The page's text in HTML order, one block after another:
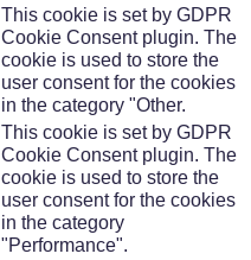
This cookie is set by GDPR
Cookie Consent plugin. The
cookie is used to store the
user consent for the cookies
in the category "Other.
This cookie is set by GDPR
Cookie Consent plugin. The
cookie is used to store the
user consent for the cookies
in the category
"Performance".